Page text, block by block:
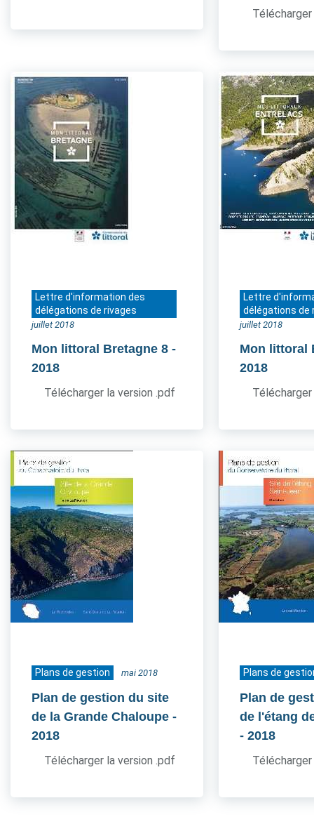
Lettre d'information des
délégations de rivages
juillet 2018
Mon littoral Bretagne 8 -
2018
Télécharger la version .pdf
Lettre
délégations de
juillet 2018
Mon littoral
2018
Plans de gestion mai 2018
Plan de gestion du site
de la Grande Chaloupe -
2018
Télécharger la version .pdf
Plans de
Plan de
de l'étang
- 2018